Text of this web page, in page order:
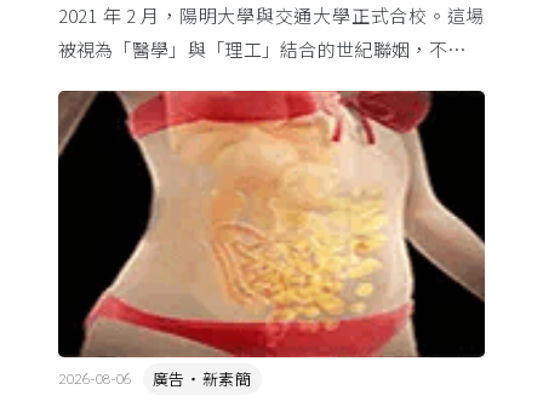
2021 年 2 月，陽明大學與交通大學正式合校。這場
被視為「醫學」與「理工」結合的世紀聯姻，不只是
為了讓不同校區 ...
廣告・新素簡
2026-08-06